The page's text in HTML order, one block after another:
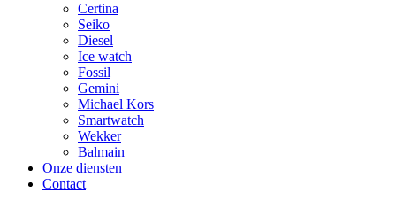
Certina
Seiko
Diesel
Ice watch
Fossil
Gemini
Michael Kors
Smartwatch
Wekker
Balmain
Onze diensten
Contact